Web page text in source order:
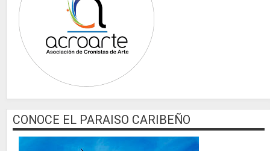
CONOCE EL PARAISO CARIBEÑO